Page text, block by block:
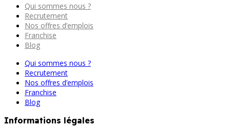
Qui sommes nous ?
Recrutement
Nos offres d’emplois
Franchise
Blog
Qui sommes nous ?
Recrutement
Nos offres d’emplois
Franchise
Blog
Informations légales